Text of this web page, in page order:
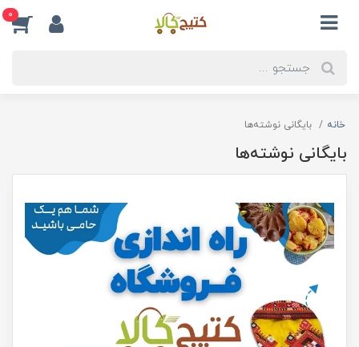
0
خانه بایگانی نوشته‌ها
بایگانی نوشته‌ها